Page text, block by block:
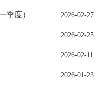
2026-02-27
季度）
2026-02-25
2026-02-11
2026-01-23